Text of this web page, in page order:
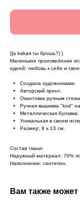
{{а kаkая ты брошь?} }
Маленькое произвеdение
идеей: любовь к себе и
Создана художниками.
Авторский принт.
Окантовка ручным
Ручная вышивка "kоd"
Металлическая булавка.
Уникальная в своем
Размер: 9 x 13 см.
Состав ткани:
Наружный материал: 70%
Наполнение: синтепон.
Вам также